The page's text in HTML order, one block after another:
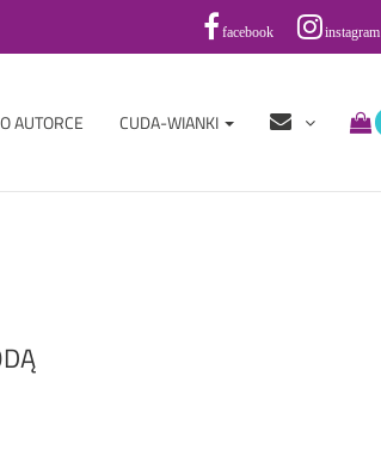
facebook instagram
O AUTORCE CUDA-WIANKI